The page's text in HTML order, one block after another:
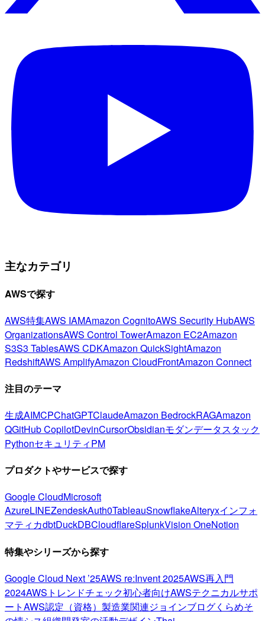
主なカテゴリ
AWSで探す
AWS特集AWS IAMAmazon CognitoAWS Security HubAWS
OrganizationsAWS Control TowerAmazon EC2Amazon
S3S3 TablesAWS CDKAmazon QuickSightAmazon
RedshiftAWS AmplifyAmazon CloudFrontAmazon Connect
注目のテーマ
生成AIMCPChatGPTClaudeAmazon BedrockRAGAmazon
QGitHub CopilotDevinCursorObsidianモダンデータスタック
PythonセキュリティPM
プロダクトやサービスで探す
Google CloudMicrosoft
AzureLINEZendeskAuth0TableauSnowflakeAlteryxインフォ
マティカdbtDuckDBCloudflareSplunkVision OneNotion
特集やシリーズから探す
Google Cloud Next ’25AWS re:Invent 2025AWS再入門
2024AWSトレンドチェック初心者向けAWSテクニカルサポ
ートAWS認定（資格） 製造業関連ジョインブログくらめそ